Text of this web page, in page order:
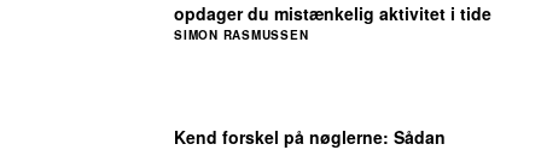
Kend forskel på nøglerne: Sådan
opdager du mistænkelig aktivitet i tide
SIMON RASMUSSEN